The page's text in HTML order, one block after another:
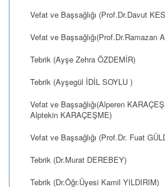
Vefat ve Başsağlığı (Prof.Dr.Davut
Vefat ve Başsağlığı(Prof.Dr.Ramazan
Tebrik (Ayşe Zehra ÖZDEMİR)
Tebrik (Ayşegül İDİL SOYLU )
Vefat ve Başsağlığı(Alperen
Alptekin KARAÇEŞME)
Vefat ve Başsağlığı (Prof.Dr. Fuat
Tebrik (Dr.Murat DEREBEY)
Tebrik (Dr.Öğr.Üyesi Kamil YILDIRIM)